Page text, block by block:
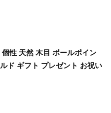
個性 天然 木目 ボールポイン
ド ギフト プレゼント お祝い